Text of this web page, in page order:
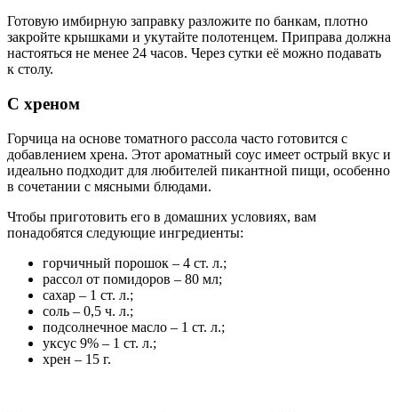
Готовую имбирную заправку разложите по банкам, плотно
закройте крышками и укутайте полотенцем. Приправа должна
настояться не менее 24 часов. Через сутки её можно подавать
к столу.
С хреном
Горчица на основе томатного рассола часто готовится с
добавлением хрена. Этот ароматный соус имеет острый вкус и
идеально подходит для любителей пикантной пищи, особенно
в сочетании с мясными блюдами.
Чтобы приготовить его в домашних условиях, вам
понадобятся следующие ингредиенты:
горчичный порошок – 4 ст. л.;
рассол от помидоров – 80 мл;
сахар – 1 ст. л.;
соль – 0,5 ч. л.;
подсолнечное масло – 1 ст. л.;
уксус 9% – 1 ст. л.;
хрен – 15 г.